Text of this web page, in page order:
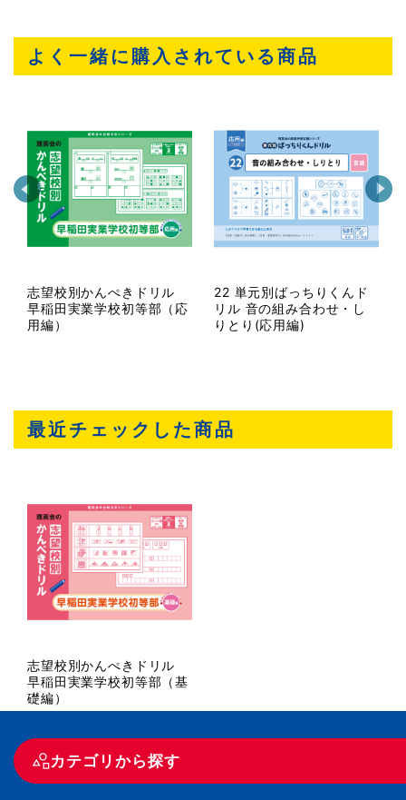
カテゴリから探す
よく一緒に購入されている商品
志望校別かんぺきドリル
早稲田実業学校初等部（応
用編）
22 単元別ばっちりくんド
リル 音の組み合わせ・し
りとり(応用編)
最近チェックした商品
志望校別かんぺきドリル
早稲田実業学校初等部（基
礎編）